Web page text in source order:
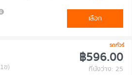
เลือก
รถทัวร์
ข)
฿596.00
ที่นั่งว่าง: 25